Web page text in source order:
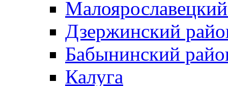
Дзержинский
Бабынинский
Калуга